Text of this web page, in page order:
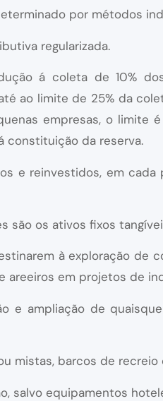
por métodos
regularizada.
á coleta de 10%
ao limite de 25% da
empresas, o limite
constituição da reserva.
e reinvestidos, em
são os ativos fixos
à exploração de
areeiros em projetos de
e ampliação de
mistas, barcos de
salvo equipamentos